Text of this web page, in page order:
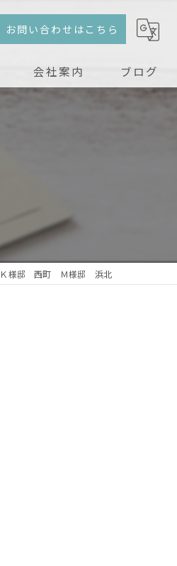
お問い合わせはこちら
会社案内 ブログ
Ｋ様邸 西町 Ｍ様邸 浜北